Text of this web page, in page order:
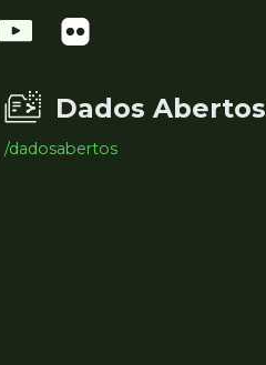
Dados Abertos
/dadosabertos